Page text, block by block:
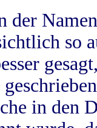
der
so
in